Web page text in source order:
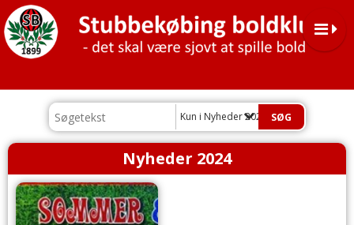
Kun i Nyheder 2024
Nyheder 2024